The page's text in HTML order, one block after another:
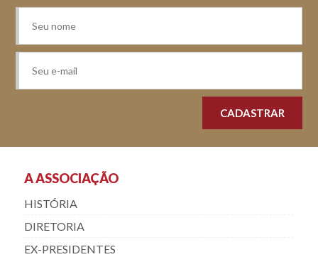
A ASSOCIAÇÃO
HISTÓRIA
DIRETORIA
EX-PRESIDENTES